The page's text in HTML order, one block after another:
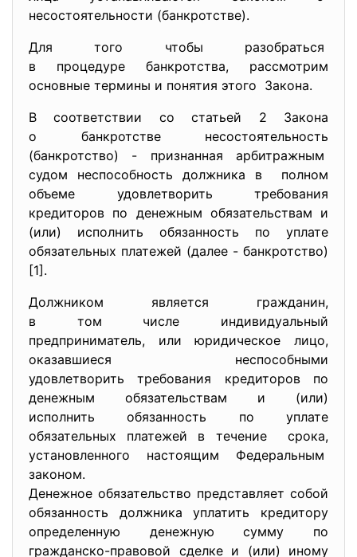
несостоятельности (банкротстве).
Для того чтобы разобраться
в процедуре банкротства, рассмотрим
основные термины и понятия этого Закона.
В соответствии со статьей 2 Закона
о банкротстве несостоятельность
(банкротство) - признанная арбитражным
судом неспособность должника в полном
объеме удовлетворить требования
кредиторов по денежным обязательствам и
(или) исполнить обязанность по уплате
обязательных платежей (далее - банкротство)
[1].
Должником является гражданин,
в том числе индивидуальный
предприниматель, или юридическое лицо,
оказавшиеся неспособными
удовлетворить требования кредиторов по
денежным обязательствам и (или)
исполнить обязанность по уплате
обязательных платежей в течение срока,
установленного настоящим Федеральным
законом.
Денежное обязательство представляет собой
обязанность должника уплатить кредитору
определенную денежную сумму по
гражданско-правовой сделке и (или) иному